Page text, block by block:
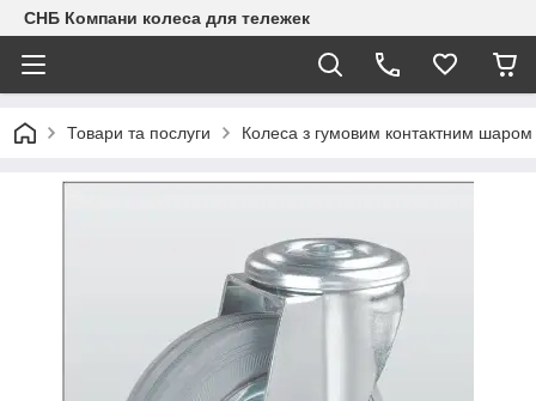
СНБ Компани колеса для тележек
Товари та послуги Колеса з гумовим контактним шаром